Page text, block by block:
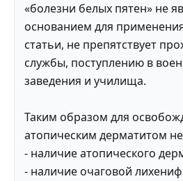
«болезни белых пятен» не
основанием для
статьи, не препятствует
службы, поступлению в
заведения и училища.
Таким образом для
атопическим дерматитом
- наличие атопического
- наличие очаговой